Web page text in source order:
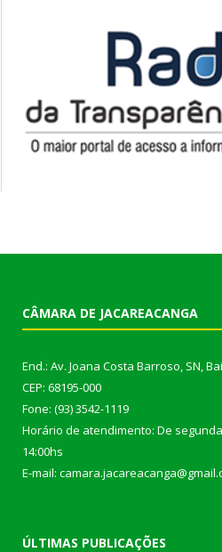
CÂMARA DE JACAREACANGA
End.: Av. Joana Costa Barroso, SN,
CEP: 68195-000
Fone: (93) 3542-1119
Horário de atendimento: De
14:00hs
E-mail:
ÚLTIMAS PUBLICAÇÕES